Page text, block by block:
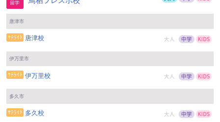
唐津市
唐津校
伊万里市
伊万里校
多久市
多久校